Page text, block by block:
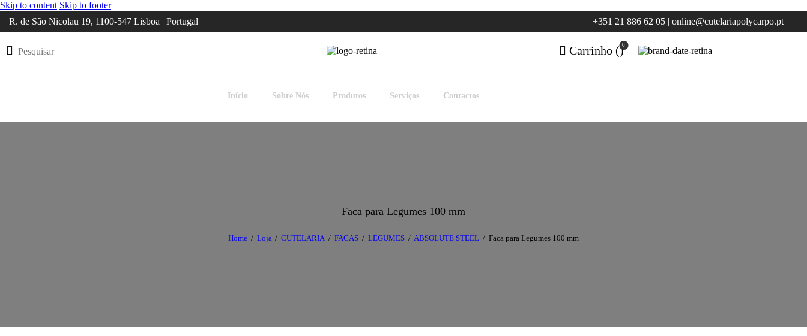
Skip to content Skip to footer
R. de São Nicolau 19, 1100-547 Lisboa | Portugal
+351 21 886 62 05 | online@cutelariapolycarpo.pt
Carrinho ( 0
)
Início Sobre Nós Produtos Serviços Contactos
Faca para Legumes 100 mm
Home Loja CUTELARIA FACAS LEGUMES ABSOLUTE STEEL Faca para Legumes 100 mm